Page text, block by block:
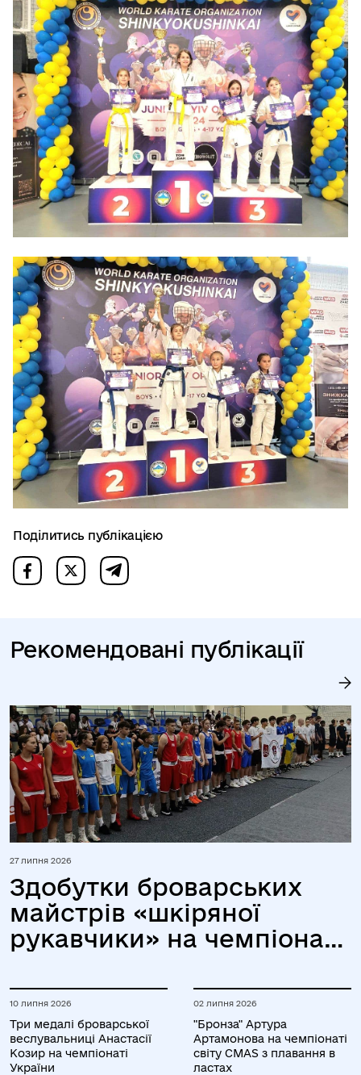
Поділитись публікацією
Рекомендовані публікації
27 липня 2026
Здобутки броварських
майстрів «шкіряної
рукавчики» на чемпіонаті
юніорок
10 липня 2026
Три медалі броварської
веслувальниці Анастасії
Козир на чемпіонаті
України
02 липня 2026
"Бронза" Артура
Артамонова на чемпіонаті
світу CMAS з плавання в
ластах